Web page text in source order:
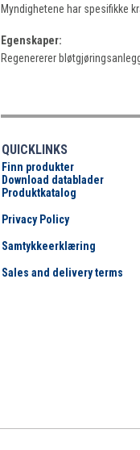
Myndighetene har spesifikke
Egenskaper:
Regenererer
QUICKLINKS
Finn produkter
Download datablader
Produktkatalog
Privacy Policy
Samtykkeerklæring
Sales and delivery terms